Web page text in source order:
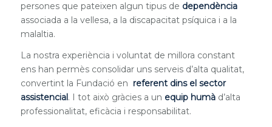
persones que pateixen algun tipus de dependència
associada a la vellesa, a la discapacitat psíquica i a la
malaltia.
La nostra experiència i voluntat de millora constant
ens han permès consolidar uns serveis d’alta qualitat,
convertint la Fundació en referent dins el sector
assistencial. I tot això gràcies a un equip humàd’alta
professionalitat, eficàcia i responsabilitat.